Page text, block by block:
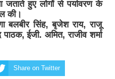
जताते हुए लोगों से पर्यावरण के
की।
बलबीर सिंह, बृजेश राय, राजू
ईजी. अमित, राजीव शर्मा
Share on Twitter